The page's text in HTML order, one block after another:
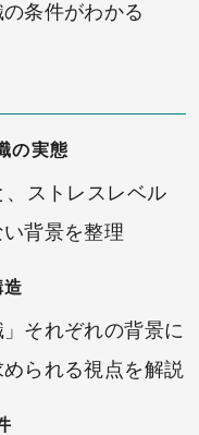
条件がわかる
の実態
ストレスレベル
背景を整理
それぞれの背景に
られる視点を解説